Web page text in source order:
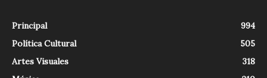
Principal
994
Política Cultural
505
Artes Visuales
318